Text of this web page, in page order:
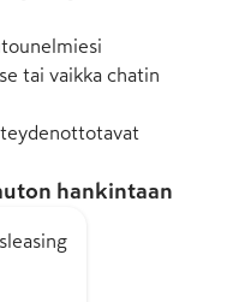
tai vaikka chatin
hankintaan